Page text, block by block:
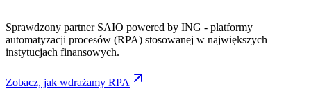
Sprawdzony partner SAIO powered by ING - platformy
automatyzacji procesów (RPA) stosowanej w największych
instytucjach finansowych.
Zobacz, jak wdrażamy RPA